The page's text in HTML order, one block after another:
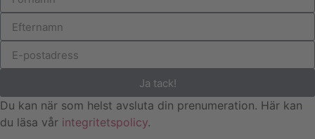
Ja tack!
Du kan när som helst avsluta din prenumeration. Här kan
du läsa vår integritetspolicy.